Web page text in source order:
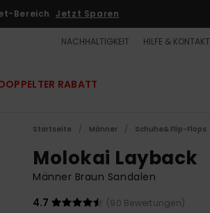
Bereich Jetzt Sparen
NACHHALTIGKEIT HILFE & KONTAKT
RABATT
Startseite Männer Schuhe& Flip-Flops
Molokai Layback
Männer Braun Sandalen
4.7
(90 Bewertungen)